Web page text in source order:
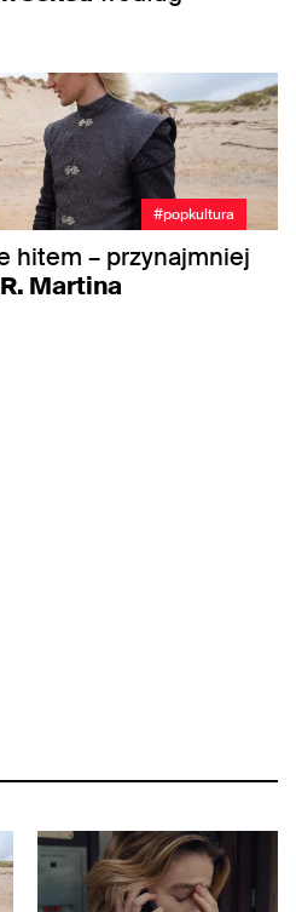
#popkultura
hitem – przynajmniej
Martina